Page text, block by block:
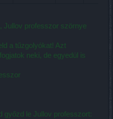
Jullov professzor szörnye
a tűzgolyókat! Azt
neki, de egyedül is
győzd le Jullov professzort: